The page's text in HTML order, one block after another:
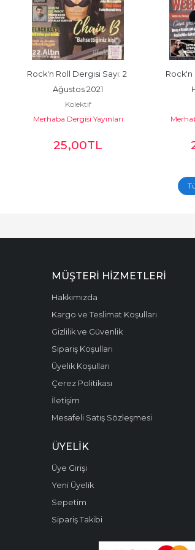
Rock'n Roll Dergisi Sayı: 2
Ağustos 2021
Kolektif
Merhaba Dergisi Yayınları
25,00TL
Rock'n
MÜŞTERI HIZMETLERI
Hakkımızda
Kargo ve Teslimat Koşulları
Gizlilik ve Güvenlik
Sipariş Koşulları
Üyelik Koşulları
Çerez Politikası
İletişim
Mesafeli Satış Sözleşmesi
ÜYELIK
Üye Girişi
Yeni Üyelik
Sepetim
Sipariş Takibi